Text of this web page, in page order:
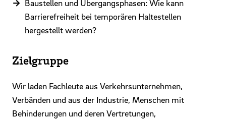
Baustellen und Übergangsphasen: Wie kann
Barrierefreiheit bei temporären Haltestellen
hergestellt werden?
Zielgruppe
Wir laden Fachleute aus Verkehrsunternehmen,
Verbänden und aus der Industrie, Menschen mit
Behinderungen und deren Vertretungen,